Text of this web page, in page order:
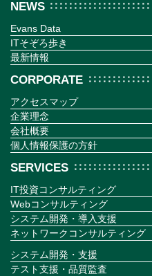
NEWS
Evans Data
ITそぞろ歩き
最新情報
CORPORATE
アクセスマップ
企業理念
会社概要
個人情報保護の方針
SERVICES
IT投資コンサルティング
Webコンサルティング
システム開発・導入支援
ネットワークコンサルティング
システム開発・支援
テスト支援・品質監査